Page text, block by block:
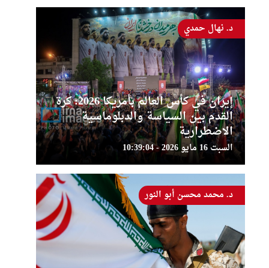
إيران في كأس العالم بأمريكا 2026: كرة
القدم بين السياسة والدبلوماسية
الاضطرارية
السبت 16 مايو 2026 - 10:39:04
د. نهال حمدي
د. محمد محسن أبو النور